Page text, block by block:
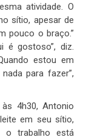
atividade. O
sítio, apesar de
pouco o braço.”
é gostoso”, diz.
estou em
para fazer”,
4h30, Antonio
em seu sítio,
o trabalho está